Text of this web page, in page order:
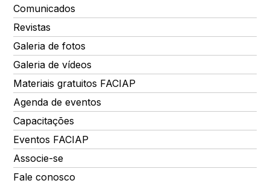
Comunicados
Revistas
Galeria de fotos
Galeria de vídeos
Materiais gratuitos FACIAP
Agenda de eventos
Capacitações
Eventos FACIAP
Associe-se
Fale conosco